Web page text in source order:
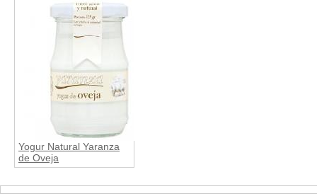
Yogur Natural Yaranza
de Oveja